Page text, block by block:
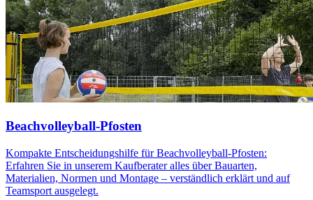
Beachvolleyball-Pfosten
Kompakte Entscheidungshilfe für Beachvolleyball-Pfosten:
Erfahren Sie in unserem Kaufberater alles über Bauarten,
Materialien, Normen und Montage – verständlich erklärt und auf
Teamsport ausgelegt.